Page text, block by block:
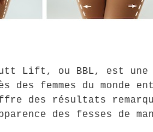
Lift, ou BBL, est une
des femmes du monde
des résultats
des fesses de